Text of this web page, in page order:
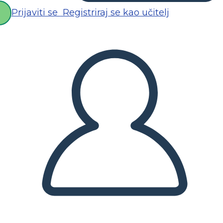
Prijaviti se Registriraj se kao učitelj